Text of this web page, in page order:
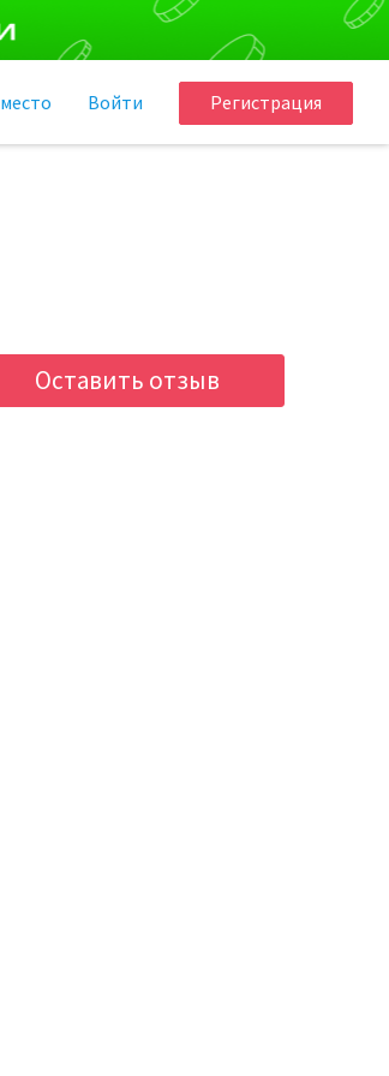
Регистрация
Войти
место
Оставить отзыв